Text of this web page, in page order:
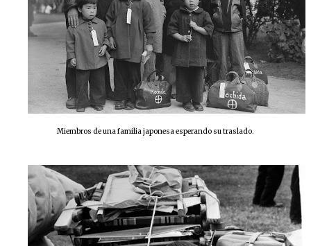
Miembros de una familia japonesa esperando su traslado.